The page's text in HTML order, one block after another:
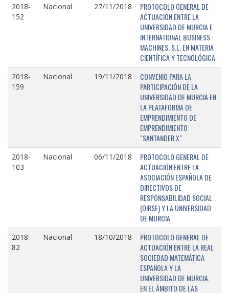
2018-
152
Nacional 27/11/2018
PROTOCOLO GENERAL DE
ACTUACIÓN ENTRE LA
UNIVERSIDAD DE MURCIA E
INTERNATIONAL BUSINESS
MACHINES, S.L. EN MATERIA
CIENTÍFICA Y TECNOLÓGICA
2018-
159
Nacional 19/11/2018
CONVENIO PARA LA
PARTICIPACIÓN DE LA
UNIVERSIDAD DE MURCIA EN
LA PLATAFORMA DE
EMPRENDIMIENTO DE
EMPRENDIMIENTO
"SANTANDER X"
2018-
103
Nacional 06/11/2018
PROTOCOLO GENERAL DE
ACTUACIÓN ENTRE LA
ASOCIACIÓN ESPAÑOLA DE
DIRECTIVOS DE
RESPONSABILIDAD SOCIAL
(DIRSE) Y LA UNIVERSIDAD
DE MURCIA
2018-
82
Nacional 18/10/2018
PROTOCOLO GENERAL DE
ACTUACIÓN ENTRE LA REAL
SOCIEDAD MATEMÁTICA
ESPAÑOLA Y LA
UNIVERSIDAD DE MURCIA,
EN EL ÁMBITO DE LAS